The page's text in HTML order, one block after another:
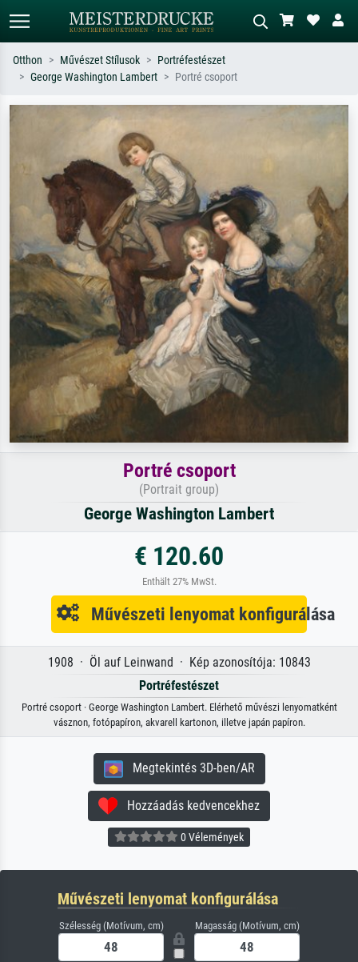
Keressen művész, műcím vagy stílus
szerint – pl. Monet, Csillagos éj,
impresszionizmus, Hokusai-hullám,
akt.
Otthon Művészet Stílusok
Portréfestészet
George Washington Lambert
Portré csoport
Portré csoport
(Portrait group)
George Washington Lambert
€ 120.60
Enthält 27% MwSt.
Művészeti lenyomat konfigurálása
1908 · Öl auf Leinwand · Kép azonosítója: 10843
Portréfestészet
Portré csoport · George Washington Lambert. Elérhető művészi lenyomatként
vásznon, fotópapíron, akvarell kartonon, illetve japán papíron.
Megtekintés 3D-ben/AR
Hozzáadás kedvencekhez
0 Vélemények
Művészeti lenyomat konfigurálása
Szélesség (Motívum, cm) Magasság (Motívum, cm)